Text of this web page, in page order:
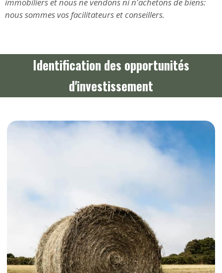
nous sommes vos facilitateurs et conseillers.
Identification des opportunités
d'investissement